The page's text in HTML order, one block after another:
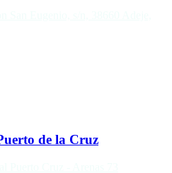
de la Cruz